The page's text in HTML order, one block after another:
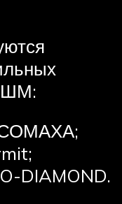
DIAMOND.